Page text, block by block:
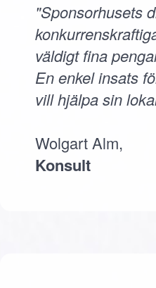
"Sponsorhusets
väldigt fina
En enkel insats
vill hjälpa sin
Wolgart Alm,
Konsult